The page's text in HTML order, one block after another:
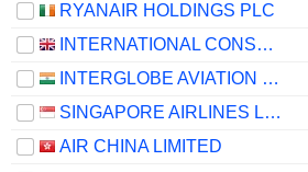
RYANAIR HOLDINGS PLC
INTERNATIONAL CONSOLIDATED AIRLINES GROUP, S.A.
INTERGLOBE AVIATION LIMITED
SINGAPORE AIRLINES LIMITED
AIR CHINA LIMITED